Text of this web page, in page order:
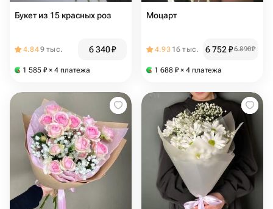
Букет из 15 красных роз
4.849 тыс. 6 340₽
1 585 ₽ × 4 платежа
Моцарт
4.93 16 тыс. 6 752₽6 890₽
1 688 ₽ × 4 платежа